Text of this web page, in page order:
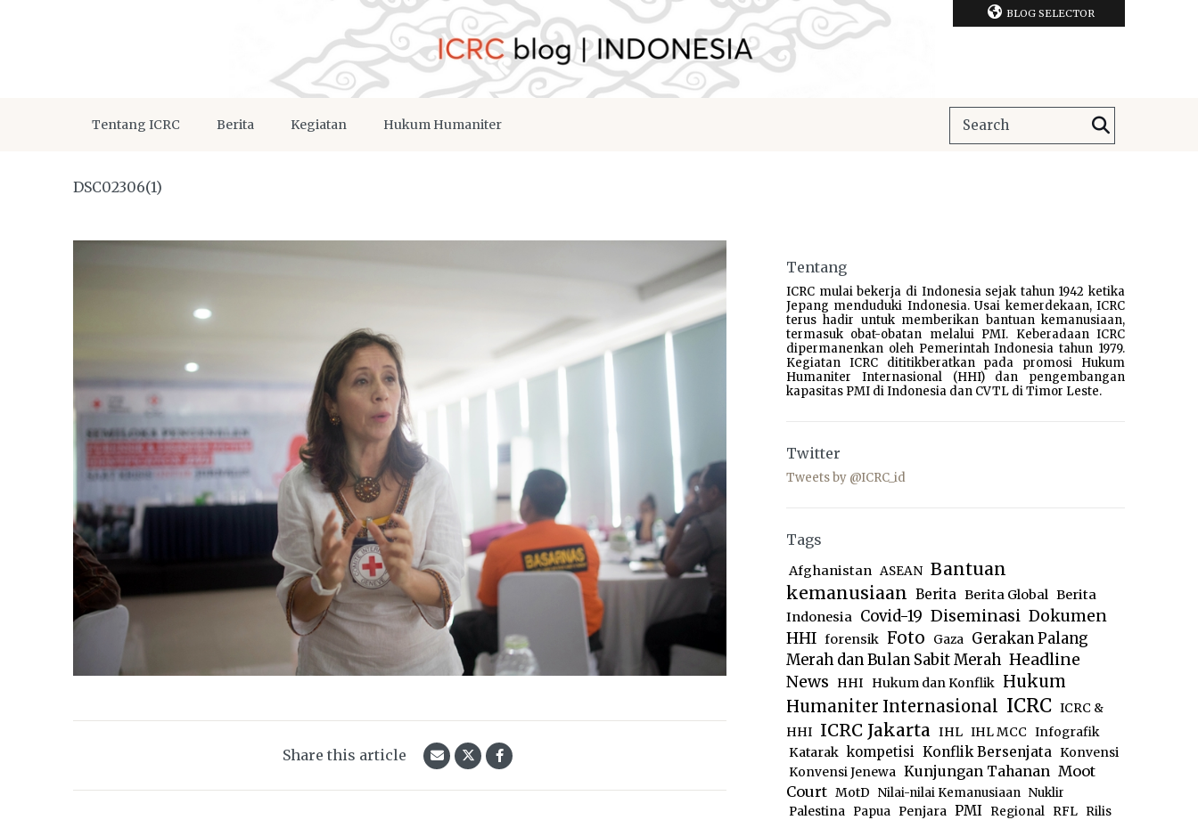
BLOG SELECTOR
Tentang ICRC Berita Kegiatan Hukum Humaniter
DSC02306(1)
Share this article
Tentang
ICRC mulai bekerja di Indonesia sejak tahun 1942 ketika
Jepang menduduki Indonesia. Usai kemerdekaan, ICRC
terus hadir untuk memberikan bantuan kemanusiaan,
termasuk obat-obatan melalui PMI. Keberadaan ICRC
dipermanenkan oleh Pemerintah Indonesia tahun 1979.
Kegiatan ICRC dititikberatkan pada promosi Hukum
Humaniter Internasional (HHI) dan pengembangan
kapasitas PMI di Indonesia dan CVTL di Timor Leste.
Twitter
Tweets by @ICRC_id
Tags
Afghanistan ASEAN Bantuan
kemanusiaan Berita Berita Global Berita
Indonesia Covid-19 Diseminasi Dokumen
HHI forensik Foto Gaza Gerakan Palang
Merah dan Bulan Sabit Merah Headline
News
HHI Hukum dan Konflik Hukum
Humaniter Internasional ICRC ICRC &
HHI ICRC Jakarta IHL IHL MCC Infografik
Katarak kompetisi Konflik Bersenjata Konvensi
Konvensi Jenewa Kunjungan Tahanan Moot
Court MotD Nilai-nilai Kemanusiaan Nuklir
Palestina
Papua Penjara PMI Regional RFL
Rilis